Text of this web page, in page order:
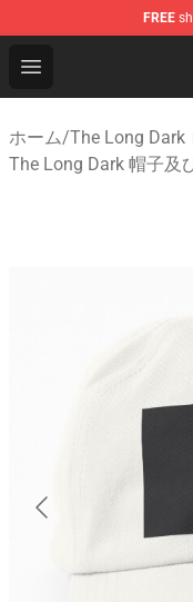
FREE
Open menu
The Long Dark
ホーム/The Long Dark
The Long Dark 帽子及